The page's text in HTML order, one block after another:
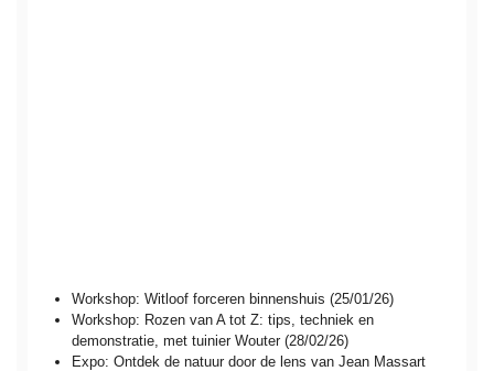
Workshop: Witloof forceren binnenshuis (25/01/26)
Workshop: Rozen van A tot Z: tips, techniek en
demonstratie, met tuinier Wouter (28/02/26)
Expo: Ontdek de natuur door de lens van Jean Massart